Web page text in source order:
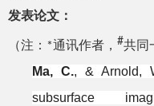
发表论文：
（注： *通讯作者， #共同
Ma, C., & Arnold,
subsurface